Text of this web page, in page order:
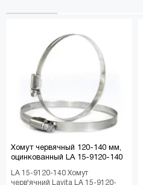
Хомут червячный 120-140 мм,
оцинкованный LA 15-9120-140
LA 15-9120-140 Хомут
черв'ячний Lavita LA 15-9120-